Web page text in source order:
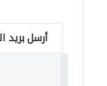
أرسل بريد